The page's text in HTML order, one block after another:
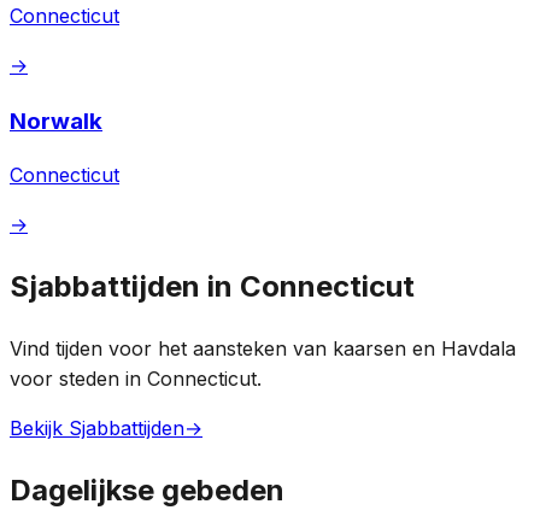
Connecticut
→
Norwalk
Connecticut
→
Sjabbattijden in Connecticut
Vind tijden voor het aansteken van kaarsen en Havdala
voor steden in Connecticut.
Bekijk Sjabbattijden→
Dagelijkse gebeden